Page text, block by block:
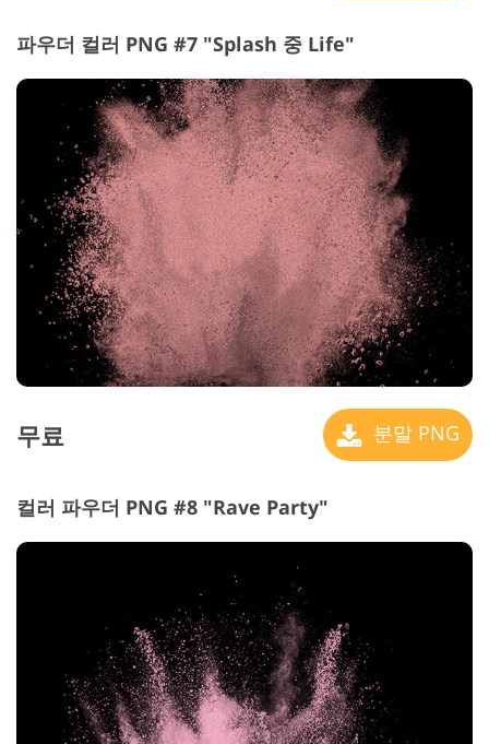
파우더 컬러 PNG #7 "Splash 중 Life"
무료 분말 PNG
컬러 파우더 PNG #8 "Rave Party"